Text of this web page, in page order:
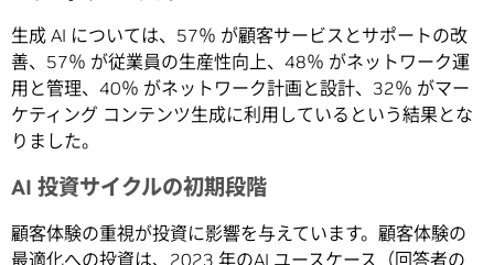
生成 AI については、57％ が顧客サービスとサポートの改
善、57％ が従業員の生産性向上、48％ がネットワーク運
用と管理、40％ がネットワーク計画と設計、32％ がマー
ケティング コンテンツ生成に利用しているという結果とな
りました。
AI 投資サイクルの初期段階
顧客体験の重視が投資に影響を与えています。顧客体験の
最適化への投資は、2023 年のAI ユースケース（回答者の